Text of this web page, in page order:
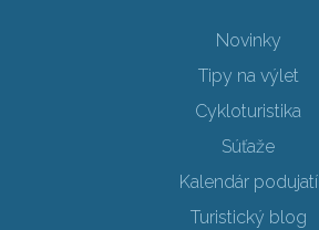
Novinky
Tipy na výlet
Cykloturistika
Súťaže
Kalendár podujatí
Turistický blog